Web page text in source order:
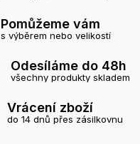
Pomůžeme vám
s výběrem nebo velikostí
Odesíláme do 48h
všechny produkty skladem
Vrácení zboží
do 14 dnů přes zásilkovnu